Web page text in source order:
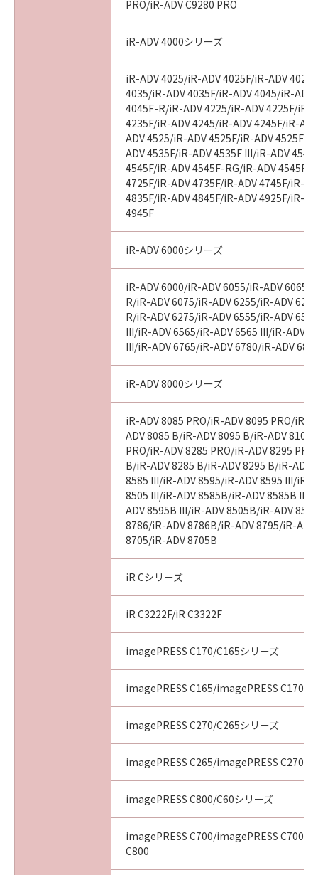
PRO/iR-ADV C9280 PRO
iR-ADV 4000シリーズ
iR-ADV 4025/iR-ADV 4025F/iR-ADV
4035/iR-ADV 4035F/iR-ADV 4045/iR-ADV
4045F-R/iR-ADV 4225/iR-ADV 4225F/iR-
4235F/iR-ADV 4245/iR-ADV 4245F/iR-
ADV 4525/iR-ADV 4525F/iR-ADV 4525F
ADV 4535F/iR-ADV 4535F III/iR-ADV
4545F/iR-ADV 4545F-RG/iR-ADV 4545F
4725F/iR-ADV 4735F/iR-ADV 4745F/iR-
4835F/iR-ADV 4845F/iR-ADV 4925F/iR-
4945F
iR-ADV 6000シリーズ
iR-ADV 6000/iR-ADV 6055/iR-ADV 6065/
R/iR-ADV 6075/iR-ADV 6255/iR-ADV
R/iR-ADV 6275/iR-ADV 6555/iR-ADV
III/iR-ADV 6565/iR-ADV 6565 III/iR-ADV
III/iR-ADV 6765/iR-ADV 6780/iR-ADV
iR-ADV 8000シリーズ
iR-ADV 8085 PRO/iR-ADV 8095 PRO/iR-
ADV 8085 B/iR-ADV 8095 B/iR-ADV 8105
PRO/iR-ADV 8285 PRO/iR-ADV 8295
B/iR-ADV 8285 B/iR-ADV 8295 B/iR-ADV
8585 III/iR-ADV 8595/iR-ADV 8595 III/iR-
8505 III/iR-ADV 8585B/iR-ADV 8585B III/
ADV 8595B III/iR-ADV 8505B/iR-ADV
8786/iR-ADV 8786B/iR-ADV 8795/iR-
8705/iR-ADV 8705B
iR Cシリーズ
iR C3222F/iR C3322F
imagePRESS C170/C165シリーズ
imagePRESS C165/imagePRESS C170
imagePRESS C270/C265シリーズ
imagePRESS C265/imagePRESS C270
imagePRESS C800/C60シリーズ
imagePRESS C700/imagePRESS C700L/
C800